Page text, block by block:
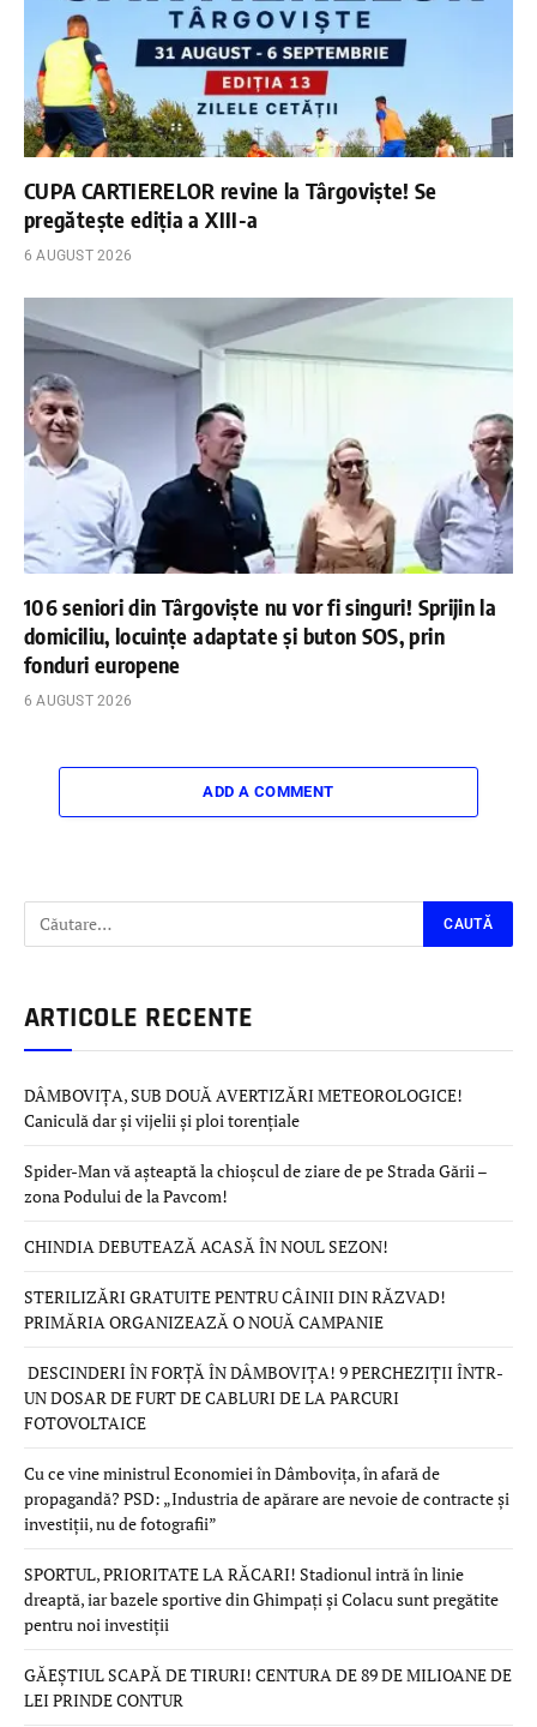
CUPA CARTIERELOR revine la Târgoviște! Se
pregătește ediția a XIII-a
6 AUGUST 2026
106 seniori din Târgoviște nu vor fi singuri! Sprijin la
domiciliu, locuințe adaptate și buton SOS, prin
fonduri europene
6 AUGUST 2026
ADD A COMMENT
ARTICOLE RECENTE
DÂMBOVIȚA, SUB DOUĂ AVERTIZĂRI METEOROLOGICE!
Caniculă dar și vijelii și ploi torențiale
Spider-Man vă așteaptă la chioșcul de ziare de pe Strada Gării –
zona Podului de la Pavcom!
CHINDIA DEBUTEAZĂ ACASĂ ÎN NOUL SEZON!
STERILIZĂRI GRATUITE PENTRU CÂINII DIN RĂZVAD!
PRIMĂRIA ORGANIZEAZĂ O NOUĂ CAMPANIE
DESCINDERI ÎN FORȚĂ ÎN DÂMBOVIȚA! 9 PERCHEZIȚII ÎNTR-
UN DOSAR DE FURT DE CABLURI DE LA PARCURI
FOTOVOLTAICE
Cu ce vine ministrul Economiei în Dâmbovița, în afară de
propagandă? PSD: „Industria de apărare are nevoie de contracte și
investiții, nu de fotografii”
SPORTUL, PRIORITATE LA RĂCARI! Stadionul intră în linie
dreaptă, iar bazele sportive din Ghimpați și Colacu sunt pregătite
pentru noi investiții
GĂEȘTIUL SCAPĂ DE TIRURI! CENTURA DE 89 DE MILIOANE DE
LEI PRINDE CONTUR